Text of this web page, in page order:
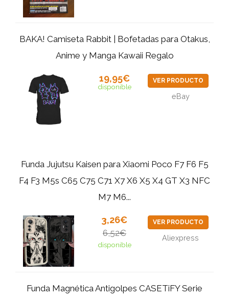
BAKA! Camiseta Rabbit | Bofetadas para Otakus,
Anime y Manga Kawaii Regalo
19,95€
disponible
VER PRODUCTO
eBay
Funda Jujutsu Kaisen para Xiaomi Poco F7 F6 F5
F4 F3 M5s C65 C75 C71 X7 X6 X5 X4 GT X3 NFC
M7 M6...
3,26€
6,52€
disponible
VER PRODUCTO
Aliexpress
Funda Magnética Antigolpes CASETiFY Serie